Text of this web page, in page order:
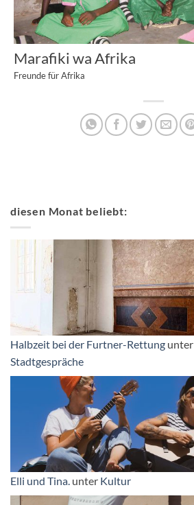
Marafiki wa Afrika
Freunde für Afrika
diesen Monat beliebt:
Halbzeit bei der Furtner-Rettung unter
Stadtgespräche
Elli und Tina. unter Kultur